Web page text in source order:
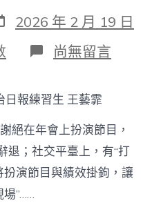
2026 年 2 月 19 日
在
〈用
單
元
應
尊
敬
休
息
尚無留言
日報練習生 王藝霏
絕在年會上扮演節目，
退；社交平臺上，有“打
演節目與績效掛鉤，讓
場”……